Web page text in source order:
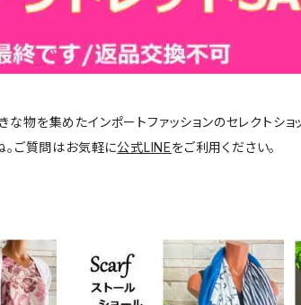
な物を集めたインポートファッションのセレクトシ
。ご質問はお気軽に公式LINEをご利用ください。